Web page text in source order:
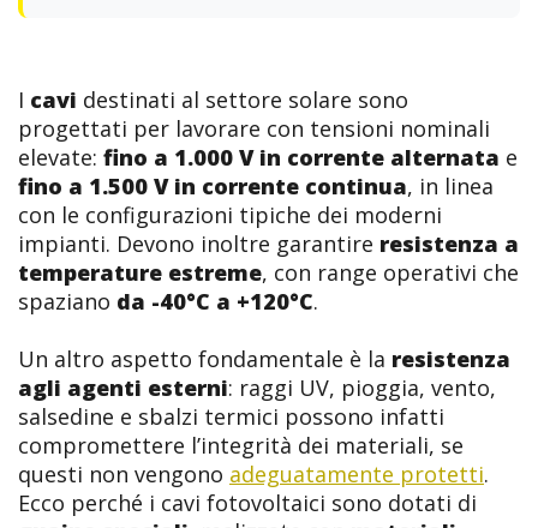
I cavi destinati al settore solare sono
progettati per lavorare con tensioni nominali
elevate: fino a 1.000 V in corrente alternata e
fino a 1.500 V in corrente continua, in linea
con le configurazioni tipiche dei moderni
impianti. Devono inoltre garantire resistenza a
temperature estreme, con range operativi che
spaziano da -40°C a +120°C.
Un altro aspetto fondamentale è la resistenza
agli agenti esterni: raggi UV, pioggia, vento,
salsedine e sbalzi termici possono infatti
compromettere l’integrità dei materiali, se
questi non vengono adeguatamente protetti.
Ecco perché i cavi fotovoltaici sono dotati di